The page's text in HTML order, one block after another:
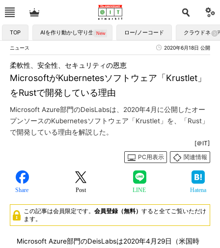
TOP AIを作り動かし守り生かす ロー/ノーコード クラウドネイ
ニュース 2020年6月18日 公開
MicrosoftがKubernetesソフトウェア「Krustlet」
をRustで開発している理由
柔軟性、安全性、セキュリティの恩恵
Microsoft Azure部門のDeisLabsは、2020年4月に公開したオー
プンソースのKubernetesソフトウェア「Krustlet」を、「Rust」
で開発している理由を解説した。
[＠IT]
PC用表示
関連情報
Share Post LINE Hatena
この記事は会員限定です。 会員登録（無料） すると全てご覧いただけ
ます。
Microsoft Azure部門のDeisLabsは2020年4月29日（米国時